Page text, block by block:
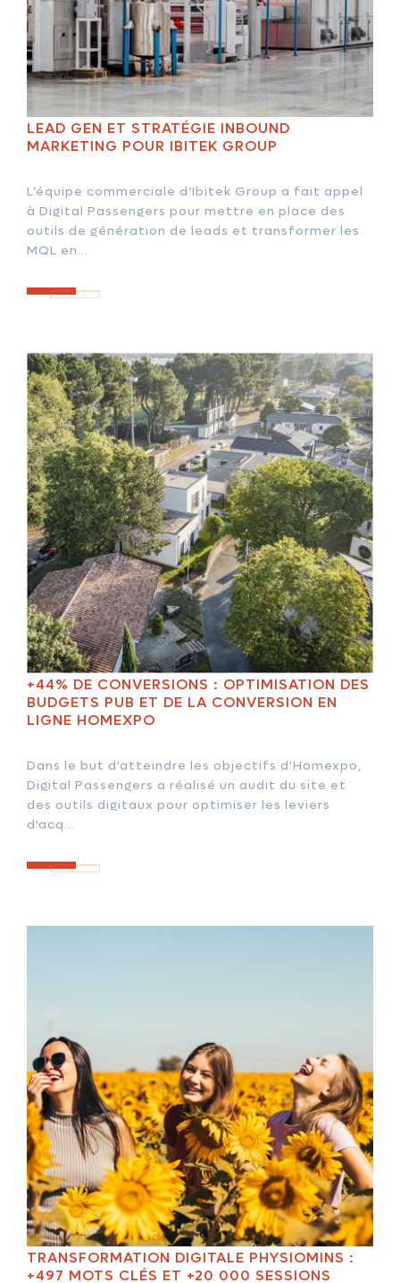
LEAD GEN ET STRATÉGIE INBOUND
MARKETING POUR IBITEK GROUP
L’équipe commerciale d’Ibitek Group a fait appel
à Digital Passengers pour mettre en place des
outils de génération de leads et transformer les
MQL en...
+44% DE CONVERSIONS : OPTIMISATION DES
BUDGETS PUB ET DE LA CONVERSION EN
LIGNE HOMEXPO
Dans le but d'atteindre les objectifs d'Homexpo,
Digital Passengers a réalisé un audit du site et
des outils digitaux pour optimiser les leviers
d'acq...
TRANSFORMATION DIGITALE PHYSIOMINS :
+497 MOTS CLÉS ET +20 000 SESSIONS